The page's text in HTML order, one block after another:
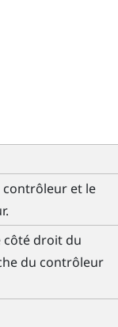
et le
droit du
du contrôleur